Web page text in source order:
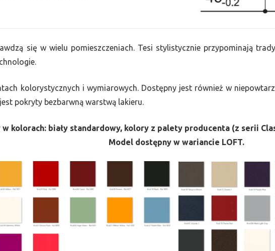
się w wielu pomieszczeniach. Tesi stylistycznie przypominają
kolorystycznych i wymiarowych. Dostępny jest również w
pokryty bezbarwną warstwą lakieru.
kolorach: biały standardowy, kolory z palety producenta (z serii
Model dostępny w wariancie LOFT.